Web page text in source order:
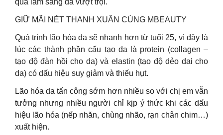
quả làm sáng da vượt trội.
GIỮ MÃI NÉT THANH XUÂN CÙNG MBEAUTY
Quá trình lão hóa da sẽ nhanh hơn từ tuổi 25, vì đây là
lúc các thành phần cấu tạo da là protein (collagen –
tạo độ đàn hồi cho da) và elastin (tạo độ dẻo dai cho
da) có dấu hiệu suy giảm và thiếu hụt.
Lão hóa da tấn công sớm hơn nhiều so với chị em vẫn
tưởng nhưng nhiều người chỉ kịp ý thức khi các dấu
hiệu lão hóa (nếp nhăn, chùng nhão, rạn chân chim…)
xuất hiện.